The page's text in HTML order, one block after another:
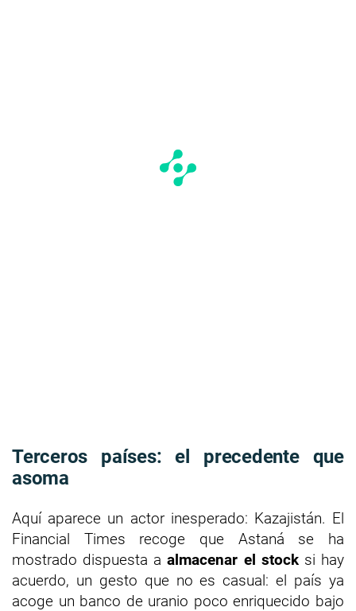
Terceros países: el precedente que
asoma
Aquí aparece un actor inesperado: Kazajistán. El
Financial Times recoge que Astaná se ha
mostrado dispuesta aalmacenar el stocksi hay
acuerdo, un gesto que no es casual: el país ya
acoge un banco de uranio poco enriquecido bajo